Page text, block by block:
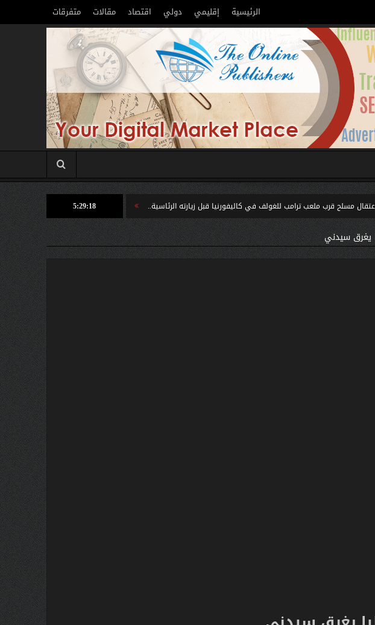
الرئيسية إقليمي دولي اقتصاد مقالات متفرقات
ترامب للغولف في كاليفورنيا قبل زيارته الرئاسية..
لحظة لا تتكرر إلا مرة واحدة في العمر… فوق مياه المحيط
5:29:20
يغرق سيدني